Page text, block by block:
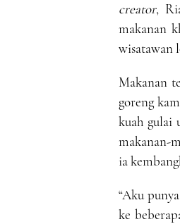
creator,
makanan
wisatawan
Makanan
goreng
kuah gulai
makanan-
ia
“Aku
ke